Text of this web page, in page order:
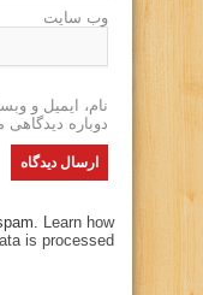
وب سایت
نام، ایمیل و
دوباره
Learn how
is processed.